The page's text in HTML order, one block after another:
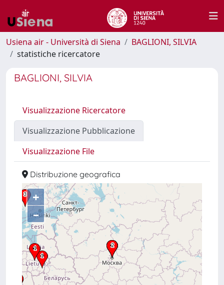
Usiena air - Università di Siena
BAGLIONI, SILVIA
statistiche ricercatore
BAGLIONI, SILVIA
Visualizzazione Ricercatore
Visualizzazione Pubblicazione
Visualizzazione File
Distribuzione geografica
+
–